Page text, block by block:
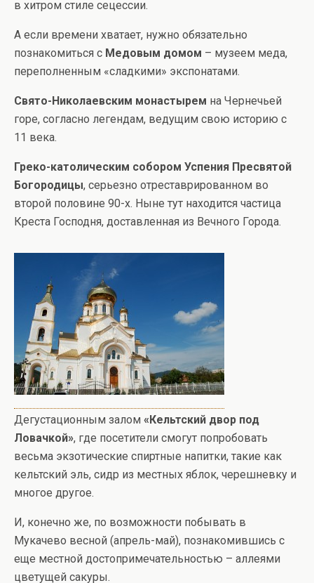
в хитром стиле сецессии.
А если времени хватает, нужно обязательно
познакомиться с Медовым домом – музеем меда,
переполненным «сладкими» экспонатами.
Свято-Николаевским монастырем на Чернечьей
горе, согласно легендам, ведущим свою историю с
11 века.
Греко-католическим собором Успения Пресвятой
Богородицы, серьезно отреставрированном во
второй половине 90-х. Ныне тут находится частица
Креста Господня, доставленная из Вечного Города.
Дегустационным залом «Кельтский двор под
Ловачкой», где посетители смогут попробовать
весьма экзотические спиртные напитки, такие как
кельтский эль, сидр из местных яблок, черешневку и
многое другое.
И, конечно же, по возможности побывать в
Мукачево весной (апрель-май), познакомившись с
еще местной достопримечательностью – аллеями
цветущей сакуры.